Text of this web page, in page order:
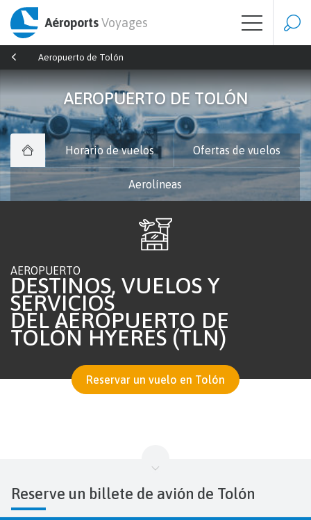
AéroportsVoyages
Aeropuerto de Tolón
AEROPUERTO DE TOLÓN
Horario de vuelos Ofertas de vuelos
Aerolíneas
AEROPUERTO
DESTINOS, VUELOS Y
SERVICIOS
DEL AEROPUERTO DE
TOLÓN HYERES (TLN)
Reservar un vuelo en Tolón
Reserve un billete de avión de Tolón